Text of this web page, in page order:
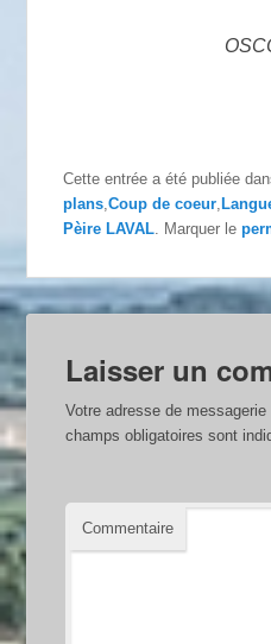
OSCO
Cette entrée a été publiée
plans ,Coup de coeur
Pèire LAVAL . Marquer le
Laisser un
Votre adresse de messagerie
champs obligatoires sont
Commentaire